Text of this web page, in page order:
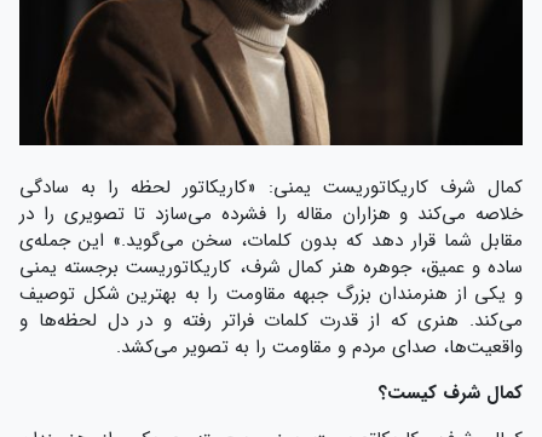
کمال شرف کاریکاتوریست یمنی: «کاریکاتور لحظه را به سادگی
خلاصه می‌کند و هزاران مقاله را فشرده می‌سازد تا تصویری را در
مقابل شما قرار دهد که بدون کلمات، سخن می‌گوید.» این جمله‌ی
ساده و عمیق، جوهره هنر کمال شرف، کاریکاتوریست برجسته یمنی
و یکی از هنرمندان بزرگ جبهه مقاومت را به بهترین شکل توصیف
می‌کند. هنری که از قدرت کلمات فراتر رفته و در دل لحظه‌ها و
واقعیت‌ها، صدای مردم و مقاومت را به تصویر می‌کشد.
کمال شرف کیست؟